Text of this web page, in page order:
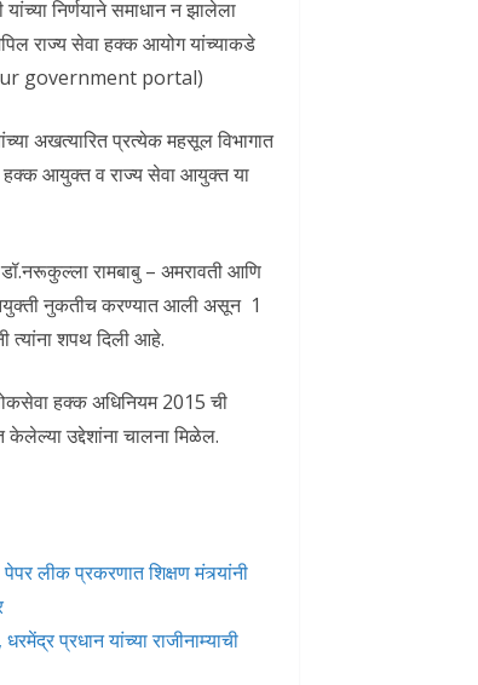
निर्णयाने समाधान न झालेला
राज्य सेवा हक्क आयोग यांच्याकडे
government portal)
अखत्यारित प्रत्येक महसूल विभागात
हक्क आयुक्त व राज्य सेवा आयुक्त या
रामबाबु – अमरावती आणि
नुकतीच करण्यात आली असून 1
त्यांना शपथ दिली आहे.
हक्क अधिनियम 2015 ची
उद्देशांना चालना मिळेल.
पेपर लीक प्रकरणात शिक्षण मंत्र्यांनी
प्रधान यांच्या राजीनाम्याची